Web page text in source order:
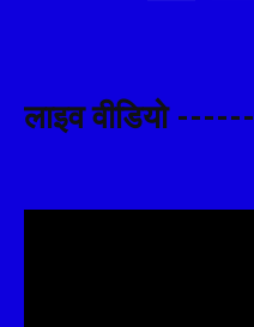
लाइव वीडियो ------